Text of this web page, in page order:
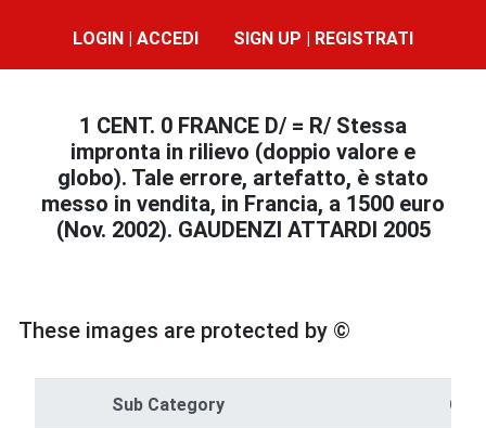
LOGIN | ACCEDI SIGN UP | REGISTRATI
1 CENT. 0 FRANCE D/ = R/ Stessa
impronta in rilievo (doppio valore e
globo). Tale errore, artefatto, è stato
messo in vendita, in Francia, a 1500 euro
(Nov. 2002). GAUDENZI ATTARDI 2005
These images are protected by ©
Sub Category